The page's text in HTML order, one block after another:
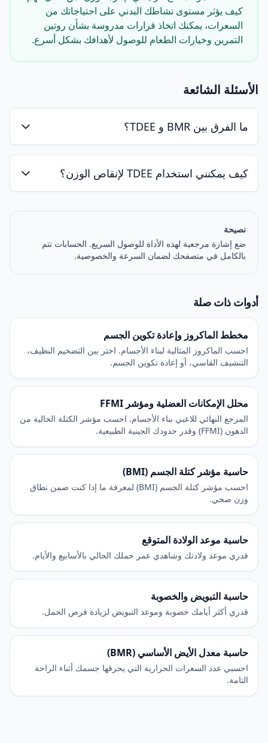
كيف يؤثر مستوى نشاطك البدني على احتياجاتك من
السعرات، يمكنك اتخاذ قرارات مدروسة بشأن روتين
التمرين وخيارات الطعام للوصول لأهدافك بشكل أسرع.
الأسئلة الشائعة
ما الفرق بين BMR و TDEE؟
كيف يمكنني استخدام TDEE لإنقاص الوزن؟
نصيحة
ضع إشارة مرجعية لهذه الأداة للوصول السريع. الحسابات تتم
بالكامل في متصفحك لضمان السرعة والخصوصية.
أدوات ذات صلة
مخطط الماكروز وإعادة تكوين الجسم
احسب الماكروز المثالية لبناء الأجسام. اختر بين التضخيم النظيف،
التنشيف القاسي، أو إعادة تكوين الجسم.
محلل الإمكانات العضلية ومؤشر FFMI
المرجع النهائي للاعبي بناء الأجسام. احسب مؤشر الكتلة الخالية من
الدهون (FFMI) وقدر حدودك الجينية الطبيعية.
حاسبة مؤشر كتلة الجسم (BMI)
احسب مؤشر كتلة الجسم (BMI) لمعرفة ما إذا كنت ضمن نطاق
وزن صحي.
حاسبة موعد الولادة المتوقع
قدري موعد ولادتك وشاهدي عمر حملك الحالي بالأسابيع والأيام.
حاسبة التبويض والخصوبة
قدري أكثر أيامك خصوبة وموعد التبويض لزيادة فرص الحمل.
حاسبة معدل الأيض الأساسي (BMR)
احسبي عدد السعرات الحرارية التي يحرقها جسمك أثناء الراحة
التامة.